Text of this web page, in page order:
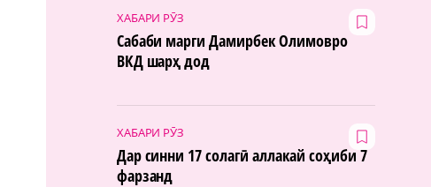
ХАБАРИ РӮЗ
Сабаби марги Дамирбек Олимовро
ВКД шарҳ дод
ХАБАРИ РӮЗ
Дар синни 17 солагӣ аллакай соҳиби 7
фарзанд